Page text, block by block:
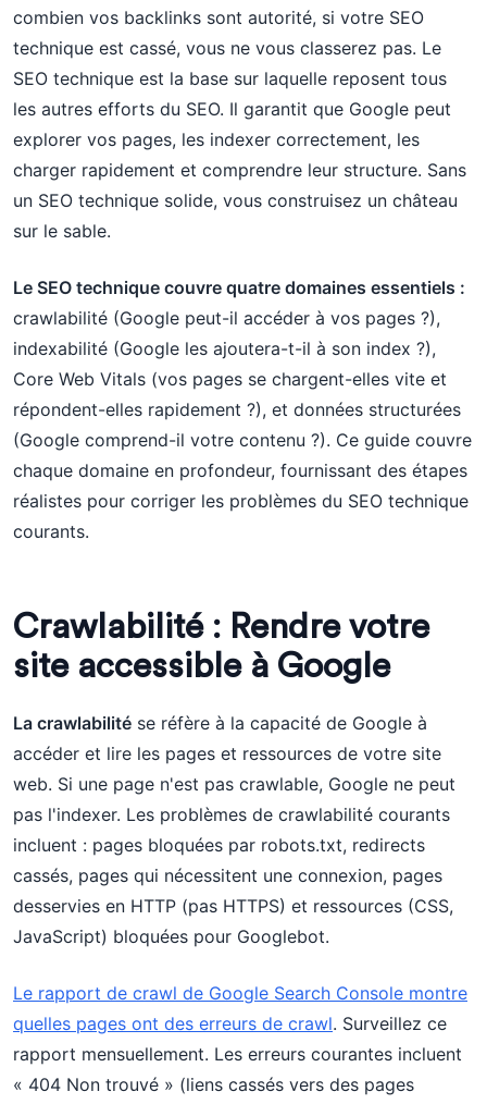
combien vos backlinks sont autorité, si votre SEO
technique est cassé, vous ne vous classerez pas. Le
SEO technique est la base sur laquelle reposent tous
les autres efforts du SEO. Il garantit que Google peut
explorer vos pages, les indexer correctement, les
charger rapidement et comprendre leur structure. Sans
un SEO technique solide, vous construisez un château
sur le sable.
Le SEO technique couvre quatre domaines essentiels :
crawlabilité (Google peut-il accéder à vos pages ?),
indexabilité (Google les ajoutera-t-il à son index ?),
Core Web Vitals (vos pages se chargent-elles vite et
répondent-elles rapidement ?), et données structurées
(Google comprend-il votre contenu ?). Ce guide couvre
chaque domaine en profondeur, fournissant des étapes
réalistes pour corriger les problèmes du SEO technique
courants.
Crawlabilité : Rendre votre
site accessible à Google
La crawlabilité se réfère à la capacité de Google à
accéder et lire les pages et ressources de votre site
web. Si une page n'est pas crawlable, Google ne peut
pas l'indexer. Les problèmes de crawlabilité courants
incluent : pages bloquées par robots.txt, redirects
cassés, pages qui nécessitent une connexion, pages
desservies en HTTP (pas HTTPS) et ressources (CSS,
JavaScript) bloquées pour Googlebot.
Le rapport de crawl de Google Search Console montre
quelles pages ont des erreurs de crawl. Surveillez ce
rapport mensuellement. Les erreurs courantes incluent
« 404 Non trouvé » (liens cassés vers des pages